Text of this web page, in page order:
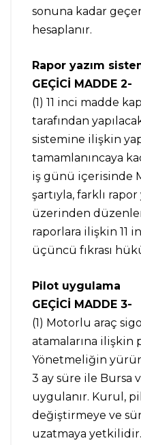
sonuna kadar
hesaplanır.
Rapor yazım
GEÇİCİ MADDE 2-
(1) 11 inci madde
tarafından
sistemine ilişkin
tamamlanıncaya
iş günü içerisinde
şartıyla, farklı
üzerinden
raporlara ilişkin 11
üçüncü fıkrası
Pilot uygulama
GEÇİCİ MADDE 3-
(1) Motorlu araç
atamalarına ilişkin
Yönetmeliğin
3 ay süre ile Bursa
uygulanır. Kurul,
değiştirmeye ve
uzatmaya yetkilidir.